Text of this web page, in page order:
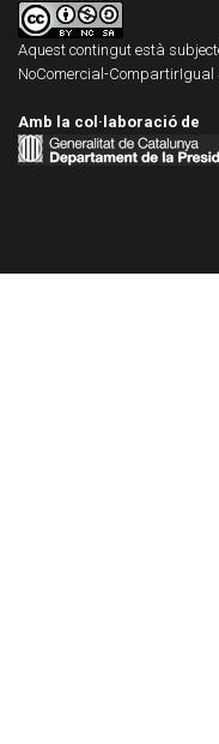
Aquest contingut està
NoComercial-CompartirIgual
Amb la col·laboració de